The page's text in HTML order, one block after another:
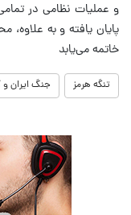
و عملیات نظامی در
پایان یافته و به علاوه،
خاتمه می‌یابد
تنگه هرمز جنگ ایران و